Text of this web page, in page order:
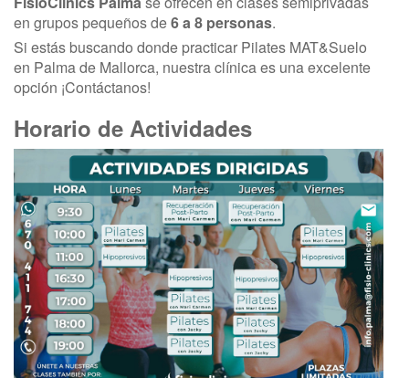
en grupos pequeños de6 a 8 personas.
Si estás buscando donde practicar Pilates MAT&Suelo
en Palma de Mallorca, nuestra clínica es una excelente
opción ¡Contáctanos!
Horario de Actividades